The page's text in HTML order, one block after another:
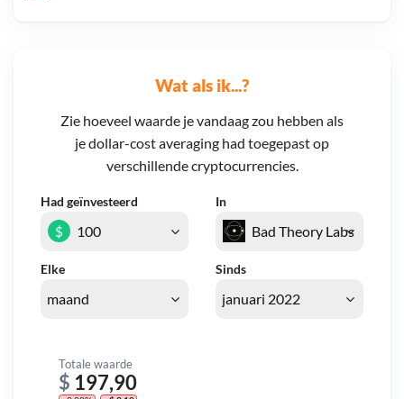
Wat als ik...?
Zie hoeveel waarde je vandaag zou hebben als
je dollar-cost averaging had toegepast op
verschillende cryptocurrencies.
Had geïnvesteerd In
Elke Sinds
$
Totale waarde
$ 197,90